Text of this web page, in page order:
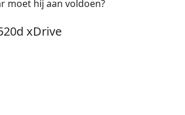
moet hij aan voldoen?
xDrive